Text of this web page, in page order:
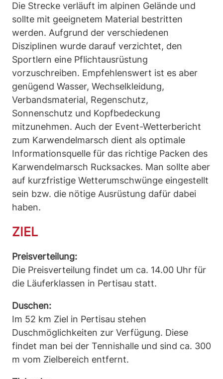
Die Strecke verläuft im alpinen Gelände und
sollte mit geeignetem Material bestritten
werden. Aufgrund der verschiedenen
Disziplinen wurde darauf verzichtet, den
Sportlern eine Pflichtausrüstung
vorzuschreiben. Empfehlenswert ist es aber
genügend Wasser, Wechselkleidung,
Verbandsmaterial, Regenschutz,
Sonnenschutz und Kopfbedeckung
mitzunehmen. Auch der Event-Wetterbericht
zum Karwendelmarsch dient als optimale
Informationsquelle für das richtige Packen des
Karwendelmarsch Rucksackes. Man sollte aber
auf kurzfristige Wetterumschwünge eingestellt
sein bzw. die nötige Ausrüstung dafür dabei
haben.
ZIEL
Preisverteilung:
Die Preisverteilung findet um ca. 14.00 Uhr für
die Läuferklassen in Pertisau statt.
Duschen:
Im 52 km Ziel in Pertisau stehen
Duschmöglichkeiten zur Verfügung. Diese
findet man bei der Tennishalle und sind ca. 300
m vom Zielbereich entfernt.